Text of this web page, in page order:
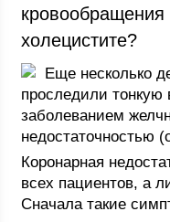
холецистите?
Еще несколько
проследили
заболеванием
недостаточностью
Коронарная
всех пациентов, а
Сначала такие